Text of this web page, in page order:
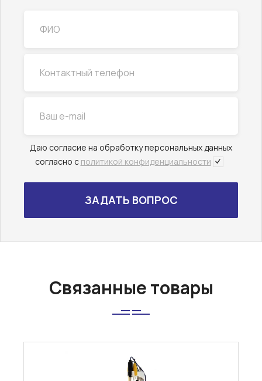
Даю согласие на обработку персональных данных
согласно с политикой конфиденциальности
Связанные товары